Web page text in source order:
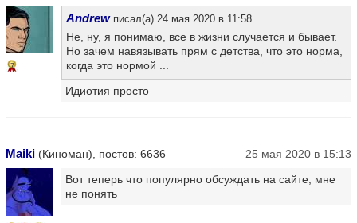
7
Andrewписал(а) 24 мая 2020 в 11:58
Не, ну, я понимаю, все в жизни случается и бывает.
Но зачем навязывать прям с детства, что это норма,
когда это нормой ...
Идиотия просто
Maiki (Киноман), постов: 6636 25 мая 2020 в 15:13
Вот теперь что популярно обсуждать на сайте, мне
не понять